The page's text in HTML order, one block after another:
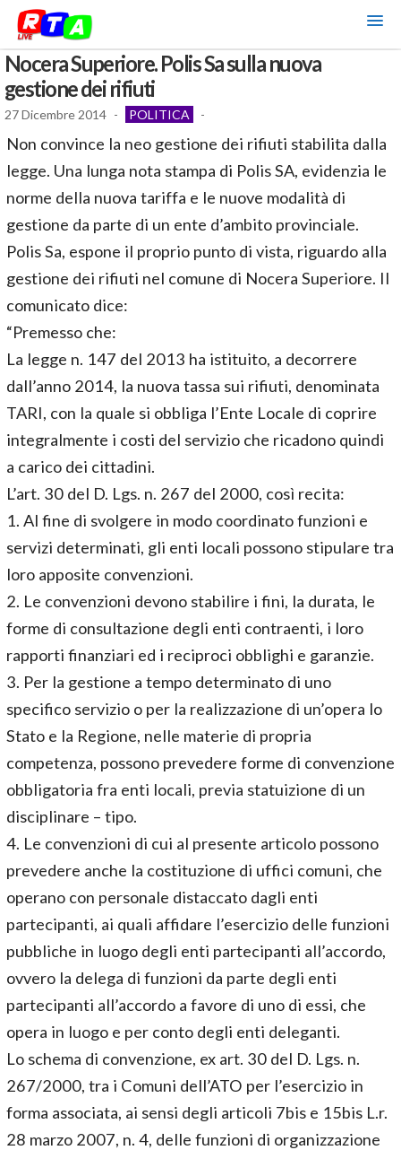
Nocera Superiore. Polis Sa sulla nuova
gestione dei rifiuti
27 Dicembre 2014 - POLITICA -
Non convince la neo gestione dei rifiuti stabilita dalla
legge. Una lunga nota stampa di Polis SA, evidenzia le
norme della nuova tariffa e le nuove modalità di
gestione da parte di un ente d’ambito provinciale.
Polis Sa, espone il proprio punto di vista, riguardo alla
gestione dei rifiuti nel comune di Nocera Superiore. Il
comunicato dice:
“Premesso che:
La legge n. 147 del 2013 ha istituito, a decorrere
dall’anno 2014, la nuova tassa sui rifiuti, denominata
TARI, con la quale si obbliga l’Ente Locale di coprire
integralmente i costi del servizio che ricadono quindi
a carico dei cittadini.
L’art. 30 del D. Lgs. n. 267 del 2000, così recita:
1. Al fine di svolgere in modo coordinato funzioni e
servizi determinati, gli enti locali possono stipulare tra
loro apposite convenzioni.
2. Le convenzioni devono stabilire i fini, la durata, le
forme di consultazione degli enti contraenti, i loro
rapporti finanziari ed i reciproci obblighi e garanzie.
3. Per la gestione a tempo determinato di uno
specifico servizio o per la realizzazione di un’opera lo
Stato e la Regione, nelle materie di propria
competenza, possono prevedere forme di convenzione
obbligatoria fra enti locali, previa statuizione di un
disciplinare – tipo.
4. Le convenzioni di cui al presente articolo possono
prevedere anche la costituzione di uffici comuni, che
operano con personale distaccato dagli enti
partecipanti, ai quali affidare l’esercizio delle funzioni
pubbliche in luogo degli enti partecipanti all’accordo,
ovvero la delega di funzioni da parte degli enti
partecipanti all’accordo a favore di uno di essi, che
opera in luogo e per conto degli enti deleganti.
Lo schema di convenzione, ex art. 30 del D. Lgs. n.
267/2000, tra i Comuni dell’ATO per l’esercizio in
forma associata, ai sensi degli articoli 7bis e 15bis L.r.
28 marzo 2007, n. 4, delle funzioni di organizzazione